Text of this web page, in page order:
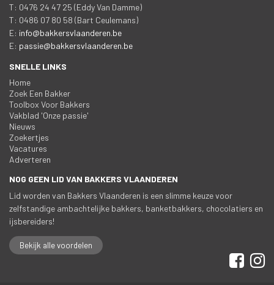
T: 0476 24 47 25 (Eddy Van Damme)
T: 0486 07 80 58 (Bart Ceulemans)
E: info@bakkersvlaanderen.be
E: passie@bakkersvlaanderen.be
SNELLE LINKS
Home
Zoek Een Bakker
Toolbox Voor Bakker
Vakblad 'Onze passie'
Nieuw
Zoekertje
Vacature
Adverteren
NOG GEEN LID VAN BAKKERS VLAANDEREN
Lid worden van Bakkers Vlaanderen is een slimme keuze voor
zelfstandige ambachtelijke bakkers, banketbakkers, chocolatiers en
ijsbereiders!
Bekijk alle voordelen